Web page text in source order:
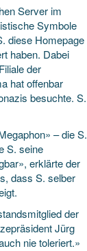
Server im
Symbole
diese Homepage
haben. Dabei
der
hat offenbar
besuchte. S.
– die S.
S. seine
erklärte der
dass S. selber
der
Jürg
nie toleriert.»